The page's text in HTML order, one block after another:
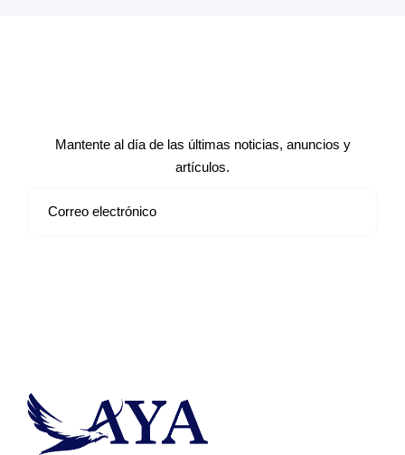
Mantente al día de las últimas noticias, anuncios y
artículos.